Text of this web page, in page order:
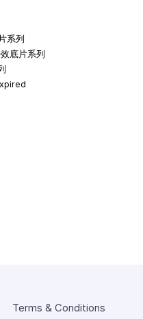
系列
底片系列
Terms & Conditions